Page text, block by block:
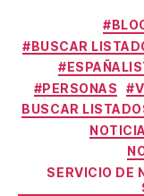
#BUSCAR
#PERSONAS
BUSCAR
SERVICIO DE